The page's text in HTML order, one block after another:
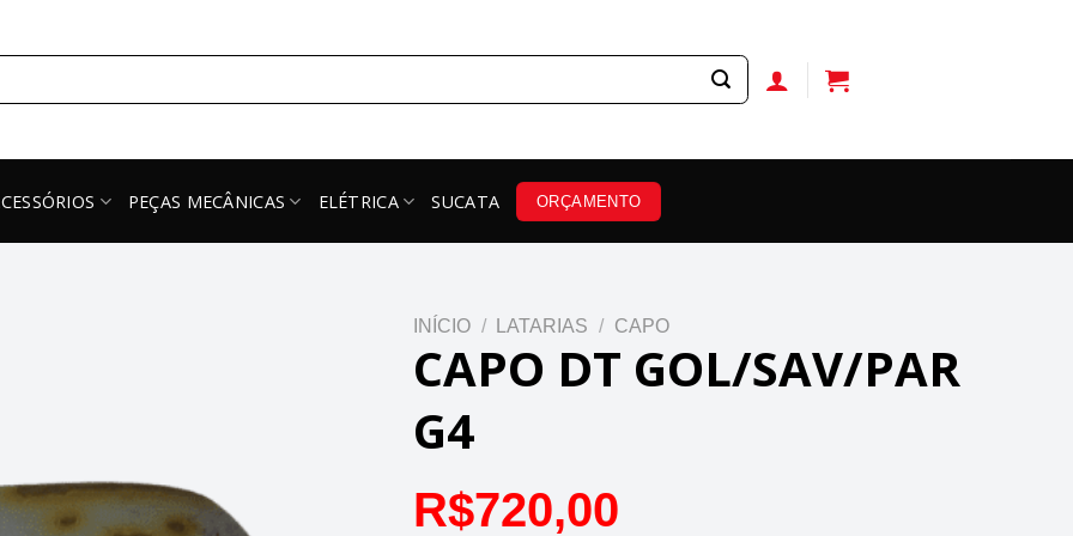
PEÇAS MECÂNICAS ELÉTRICA SUCATA ORÇAMENTO
INÍCIO / LATARIAS / CAPO
CAPO DT GOL/SAV/PAR
G4
R$720,00